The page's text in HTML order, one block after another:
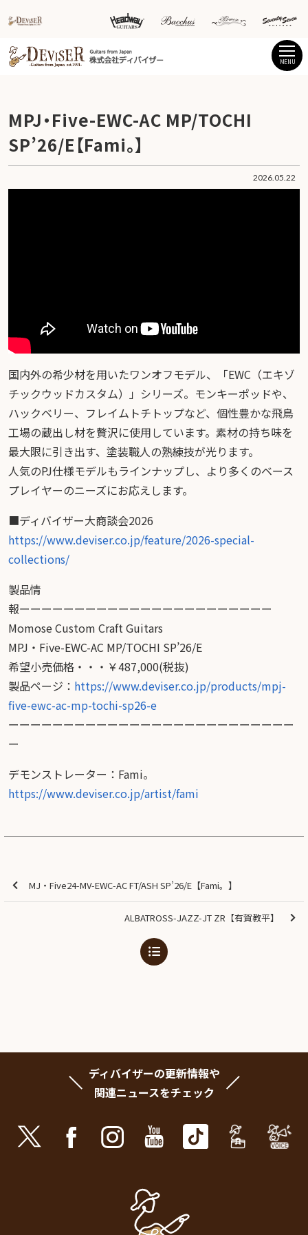
MENU
2026.05.22
MPJ・Five-EWC-AC MP/TOCHI
SP’26/E【Fami。】
国内外の希少材を用いたワンオフモデル、「EWC（エキゾ
チックウッドカスタム）」シリーズ。モンキーポッドや、
ハックベリー、フレイムトチトップなど、個性豊かな飛鳥
工場の蔵出し材を贅沢に使用しています。素材の持ち味を
最大限に引き出す、塗装職人の熟練技が光ります。
人気のPJ仕様モデルもラインナップし、より多くのベース
プレイヤーのニーズにお応えします。
■ディバイザー大商談会2026
https://www.deviser.co.jp/feature/2026-special-
collections/
製品情
報ーーーーーーーーーーーーーーーーーーーーーーー
Momose Custom Craft Guitars
MPJ・Five-EWC-AC MP/TOCHI SP’26/E
希望小売価格・・・￥487,000(税抜)
製品ページ： https://www.deviser.co.jp/products/mpj-
five-ewc-ac-mp-tochi-sp26-e
ーーーーーーーーーーーーーーーーーーーーーーーーーー
ー
デモンストレーター：Fami。
https://www.deviser.co.jp/artist/fami
MJ・Five24-MV-EWC-AC FT/ASH SP’26/E【Fami。】
ALBATROSS-JAZZ-JT ZR【有賀教平】
ディバイザーの更新情報や
関連ニュースをチェック